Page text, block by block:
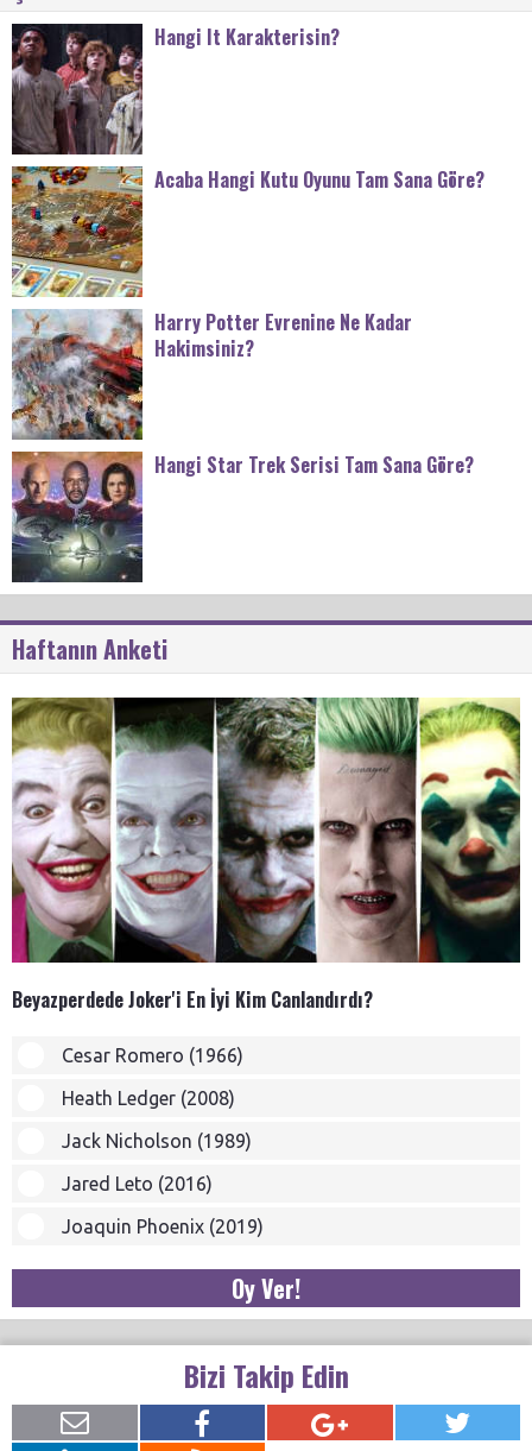
Hangi It Karakterisin?
Acaba Hangi Kutu Oyunu Tam Sana Göre?
Harry Potter Evrenine Ne Kadar
Hakimsiniz?
Hangi Star Trek Serisi Tam Sana Göre?
Haftanın Anketi
Beyazperdede Joker'i En İyi Kim Canlandırdı?
Cesar Romero (1966)
Heath Ledger (2008)
Jack Nicholson (1989)
Jared Leto (2016)
Joaquin Phoenix (2019)
Oy Ver!
Bizi Takip Edin